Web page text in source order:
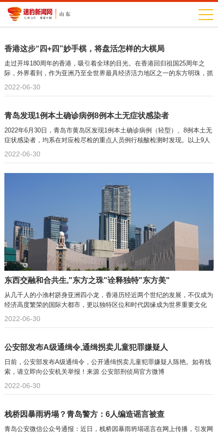
香港这步“四+四”妙手棋，将盘活怎样的大棋局
走过开埠180周年的香港，吸引着全球的目光。在香港回归祖国25周年之
际，外界看到，作为亚洲乃至全世界最具经济活力地区之一的东方明珠，抓
2022-06-30
青岛发现1例本土确诊病例8例本土无症状感染者
2022年6月30日，青岛市黄岛区发现1例本土确诊病例（轻型）、8例本土无
症状感染者，均系在对应检尽检的重点人员例行核酸检测时发现。以上9人
均系某
2022-06-30
东西交融和合共生,"东方之珠"诠释独特"东方美"
从几千人的小渔村跻身亚洲四小龙，香港历经近两个世纪的发展，不仅成为
经济高度繁荣的国际大都市，更以独特区位和时代因缘成为世界重要文化
2022-06-30
公安部发布A级通缉令,通缉拐卖儿童犯罪嫌疑人
日前，公安部发布A级通缉令，公开通缉拐卖儿童犯罪嫌疑人陈艳。如有线
索，请立即向公安机关举报！来源 公安部刑侦局官方微博
2022-06-30
栈桥因暴雨坍塌？青岛警方：6人编造谣言被查
青岛公安微信公众号通报：近日，栈桥因暴雨坍塌谣言在网上传播，引发网